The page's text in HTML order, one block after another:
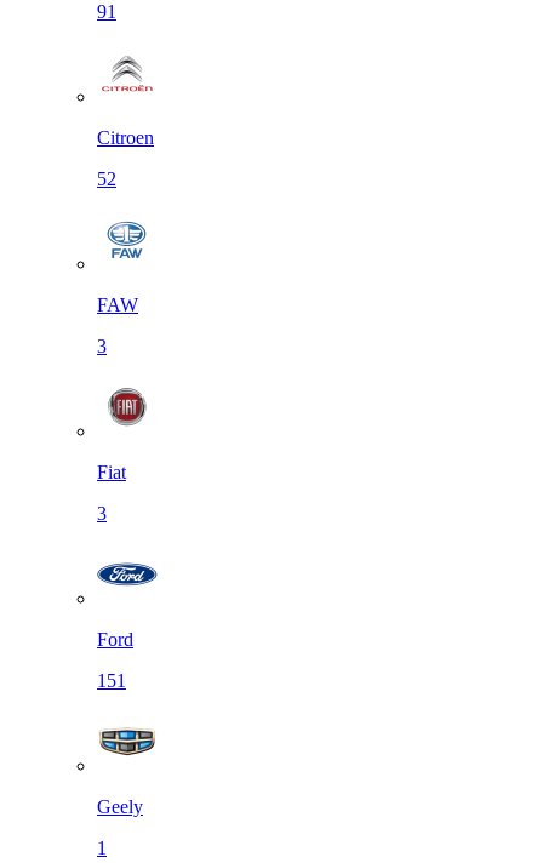
91
Citroen
52
FAW
3
Fiat
3
Ford
151
Geely
1